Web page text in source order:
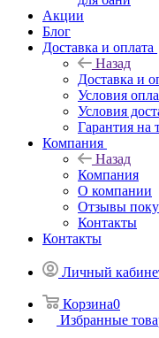
Акции
Блог
Доставка и оплата
Назад
Доставка и
Условия
Условия
Гарантия на
Компания
Назад
Компания
О компании
Отзывы
Контакты
Контакты
Личный
Корзина0
Избранные